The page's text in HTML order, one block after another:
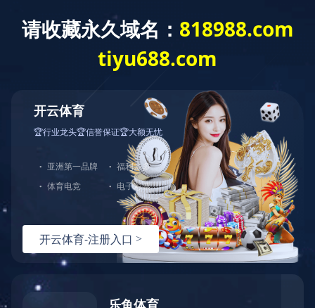
爱游戏网页版
全部分类
爱游戏网页版